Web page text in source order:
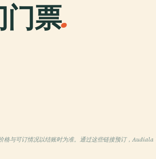
门票.
与可订情况以结账时为准。通过这些链接预订，Audiala